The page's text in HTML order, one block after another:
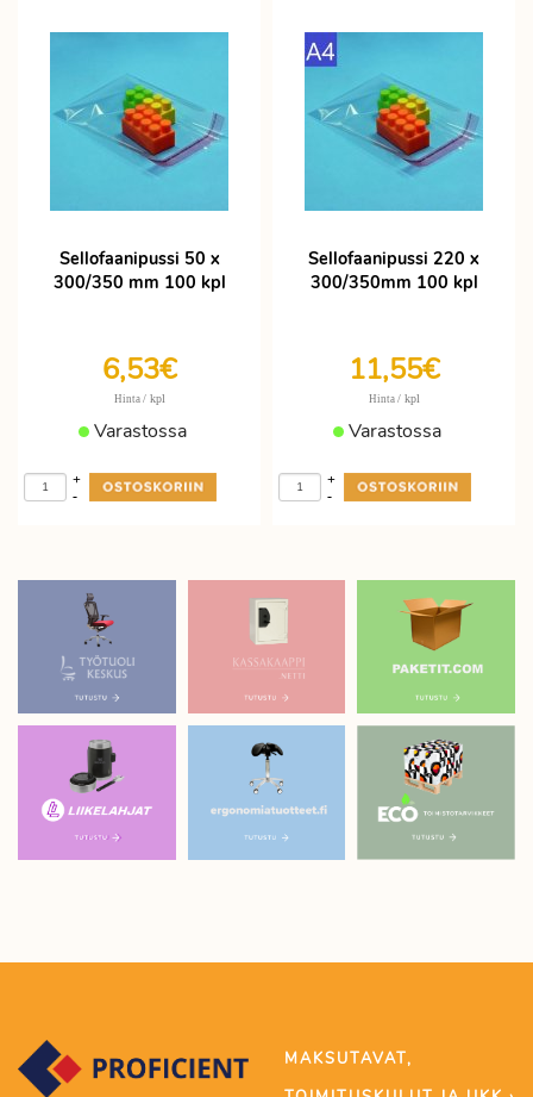
Sellofaanipussi 50 x
300/350 mm 100 kpl
6,53€
Hinta / kpl
Varastossa
-
+
Sellofaanipussi 220 x
300/350mm 100 kpl
11,55€
Hinta / kpl
Varastossa
-
+
MAKSUTAVAT,